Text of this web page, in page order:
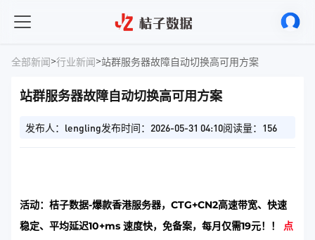
全部新闻>行业新闻>站群服务器故障自动切换高可用方案
站群服务器故障自动切换高可用方案
发布人：lengling发布时间：2026-05-31 04:10阅读量：156
活动：桔子数据-爆款香港服务器，CTG+CN2高速带宽、快速
稳定、平均延迟10+ms 速度快，免备案，每月仅需19元！！ 点